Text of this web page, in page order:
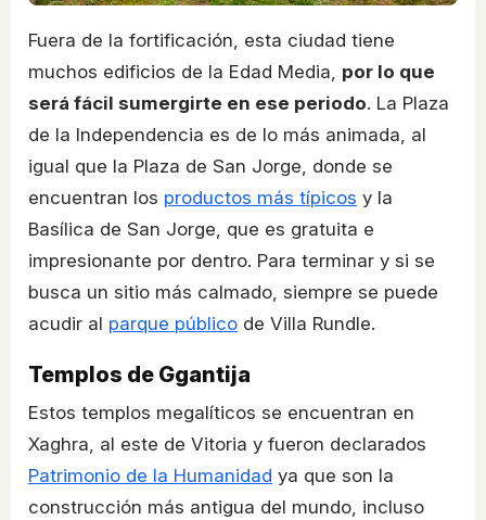
Fuera de la fortificación, esta ciudad tiene
muchos edificios de la Edad Media, por lo que
será fácil sumergirte en ese periodo. La Plaza
de la Independencia es de lo más animada, al
igual que la Plaza de San Jorge, donde se
encuentran los productos más típicos y la
Basílica de San Jorge, que es gratuita e
impresionante por dentro. Para terminar y si se
busca un sitio más calmado, siempre se puede
acudir al parque público de Villa Rundle.
Templos de Ggantija
Estos templos megalíticos se encuentran en
Xaghra, al este de Vitoria y fueron declarados
Patrimonio de la Humanidad ya que son la
construcción más antigua del mundo, incluso